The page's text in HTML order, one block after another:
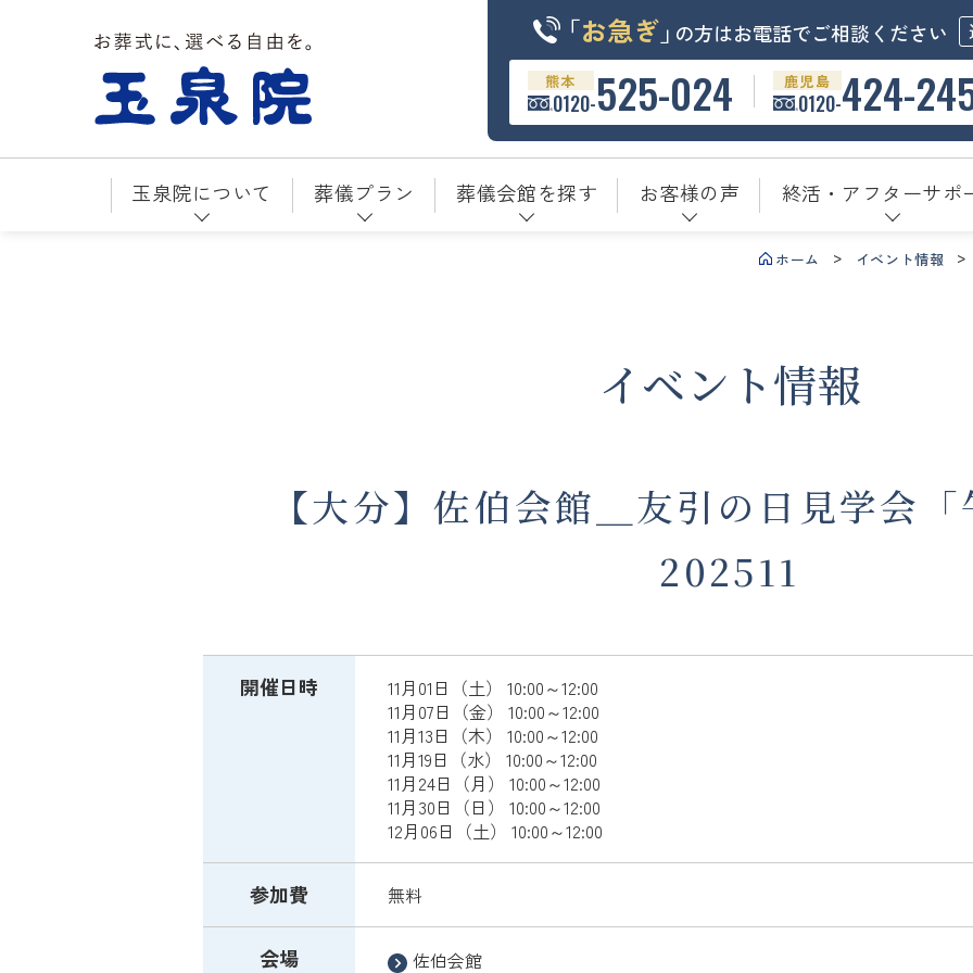
お葬式に、選べる自由を。玉泉院
「お急ぎ」 の方はお電話でご相談ください
熊本
0120-525-024 鹿児島
0120-424-
玉泉院について 葬儀プラン 葬儀会館を探す お客様の声 終活・アフターサポ
ホーム イベント情報
イベント情報
【大分】佐伯会館＿友引の日見学会「
202511
開催日時
11月01日（土） 10:00～12:00
11月07日（金） 10:00～12:00
11月13日（木） 10:00～12:00
11月19日（水） 10:00～12:00
11月24日（月） 10:00～12:00
11月30日（日） 10:00～12:00
12月06日（土） 10:00～12:00
参加費 無料
会場 佐伯会館